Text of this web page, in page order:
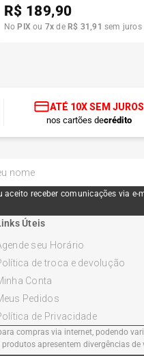
R$ 189,90
No PIX ou 7x de R$ 31 ,91 sem juros
ATÉ 10X SEM JUROS
nos cartões decrédito
aceito receber comunicações via e-
Úteis
seu Horário
de troca e devolução
Conta
Pedidos
de Privacidade
compras via internet, podendo
produtos apresentem divergências